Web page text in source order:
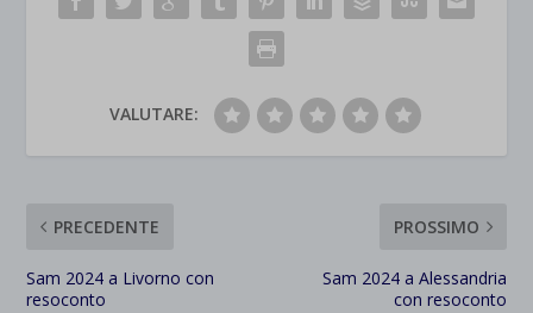
VALUTARE:
PRECEDENTE
Sam 2024 a Livorno con
resoconto
PROSSIMO
Sam 2024 a Alessandria
con resoconto